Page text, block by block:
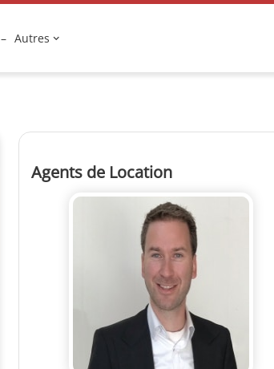
Autres
Agents de Location